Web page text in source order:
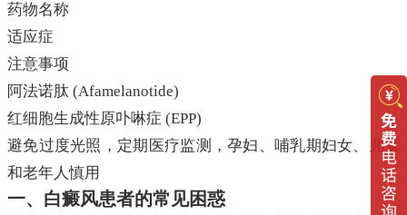
药物名称
适应症
注意事项
阿法诺肽 (Afamelanotide)
红细胞生成性原卟啉症 (EPP)
避免过度光照，定期医疗监测，孕妇、哺乳期妇女、儿童
和老年人慎用
一、白癜风患者的常见困惑